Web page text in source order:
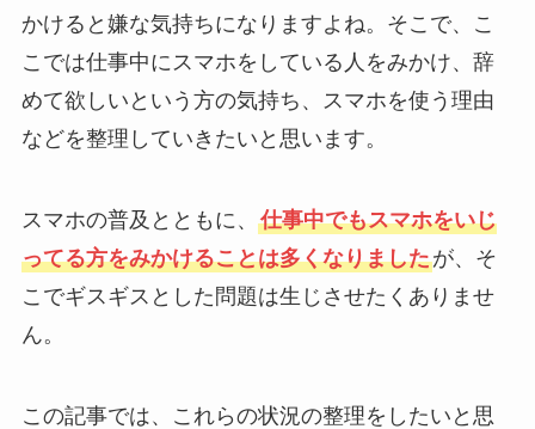
かけると嫌な気持ちになりますよね。そこで、こ
こでは仕事中にスマホをしている人をみかけ、辞
めて欲しいという方の気持ち、スマホを使う理由
などを整理していきたいと思います。
スマホの普及とともに、 仕事中でもスマホをいじ
ってる方をみかけることは多くなりましたが、そ
こでギスギスとした問題は生じさせたくありませ
ん。
この記事では、これらの状況の整理をしたいと思